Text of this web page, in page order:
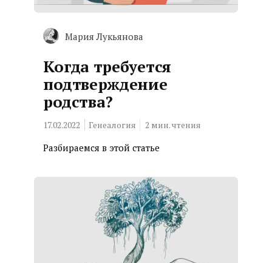
Мария Лукьянова
Когда требуется
подтверждение
родства?
17.02.2022 Генеалогия 2 мин. чтения
Разбираемся в этой статье